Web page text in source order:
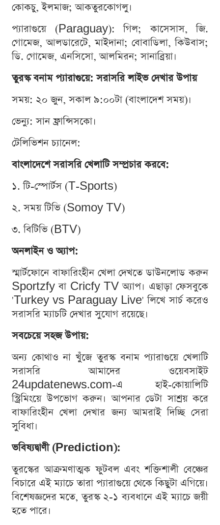
কোকচু, ইলমাজ; আকতুরকোগলু।
প্যারাগুয়ে (Paraguay): গিল; কাসেসাস, জি.
গোমেজ, আলডারেটে, মাইদানা; বোবাডিলা, কিউবাস;
ডি. গোমেজ, এনসিসো, আলমিরন; সানাব্রিয়া।
তুরস্ক বনাম প্যারাগুয়ে: সরাসরি লাইভ দেখার উপায়
সময়: ২০ জুন, সকাল ৯:০০টা (বাংলাদেশ সময়)।
ভেন্যু: সান ফ্রান্সিসকো।
টেলিভিশন চ্যানেল:
বাংলাদেশে সরাসরি খেলাটি সম্প্রচার করবে:
১. টি-স্পোর্টস (T-Sports)
২. সময় টিভি (Somoy TV)
৩. বিটিভি (BTV)
অনলাইন ও অ্যাপ:
স্মার্টফোনে বাফারিংহীন খেলা দেখতে ডাউনলোড করুন
Sportzfy বা Cricfy TV অ্যাপ। এছাড়া ফেসবুকে
'Turkey vs Paraguay Live' লিখে সার্চ করেও
সরাসরি ম্যাচটি দেখার সুযোগ রয়েছে।
সবচেয়ে সহজ উপায়:
অন্য কোথাও না খুঁজে তুরস্ক বনাম প্যারাগুয়ে খেলাটি
সরাসরি আমাদের ওয়েবসাইট
24updatenews.com-এ হাই-কোয়ালিটি
স্ট্রিমিংয়ে উপভোগ করুন। আপনার ডেটা সাশ্রয় করে
বাফারিংহীন খেলা দেখার জন্য আমরাই দিচ্ছি সেরা
সুবিধা।
ভবিষ্যদ্বাণী (Prediction):
তুরস্কের আক্রমণাত্মক ফুটবল এবং শক্তিশালী বেঞ্চের
বিচারে এই ম্যাচে তারা প্যারাগুয়ে থেকে কিছুটা এগিয়ে।
বিশেষজ্ঞদের মতে, তুরস্ক ২-১ ব্যবধানে এই ম্যাচে জয়ী
হতে পারে।